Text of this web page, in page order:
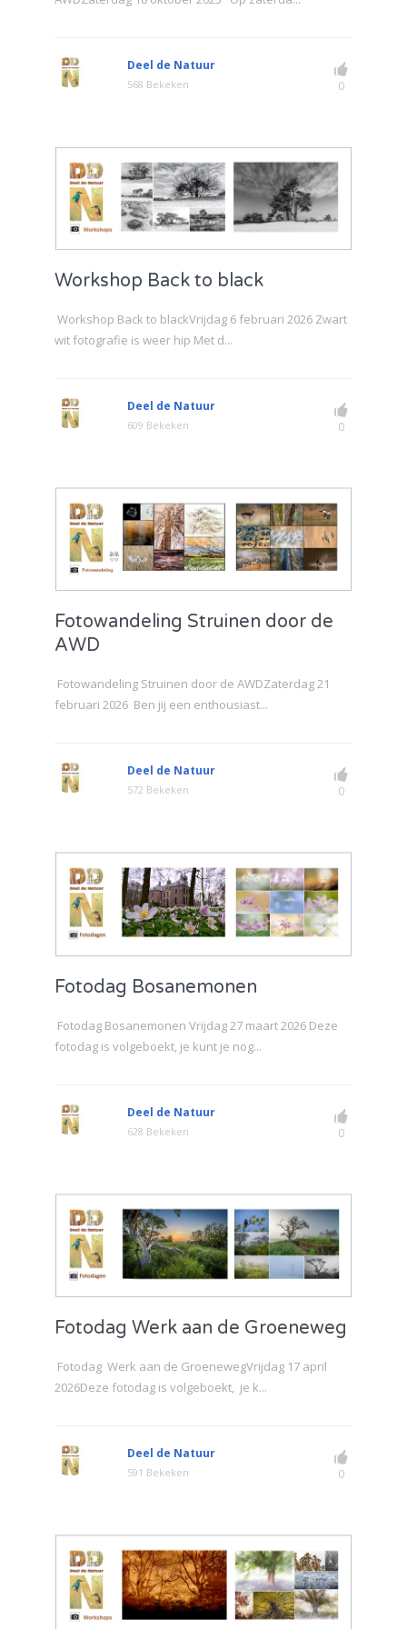
Deel de Natuur
568 Bekeken 0
Workshop Back to black
Workshop Back to blackVrijdag 6 februari 2026 Zwart
wit fotografie is weer hip Met d...
Deel de Natuur
609 Bekeken 0
Fotowandeling Struinen door de
AWD
Fotowandeling Struinen door de AWDZaterdag 21
februari 2026 Ben jij een enthousiast...
Deel de Natuur
572 Bekeken 0
Fotodag Bosanemonen
Fotodag Bosanemonen Vrijdag 27 maart 2026 Deze
fotodag is volgeboekt, je kunt je nog...
Deel de Natuur
628 Bekeken 0
Fotodag Werk aan de Groeneweg
Fotodag Werk aan de GroenewegVrijdag 17 april
2026Deze fotodag is volgeboekt, je k...
Deel de Natuur
591 Bekeken 0